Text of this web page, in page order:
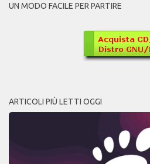
UN MODO FACILE PER PARTIRE
ARTICOLI PIÙ LETTI OGGI